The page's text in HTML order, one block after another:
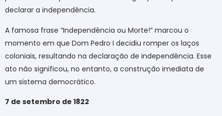
declarar a independência.
A famosa frase “Independência ou Morte!” marcou o
momento em que Dom Pedro I decidiu romper os laços
coloniais, resultando na declaração de independência. Esse
ato não significou, no entanto, a construção imediata de
um sistema democrático.
7 de setembro de 1822